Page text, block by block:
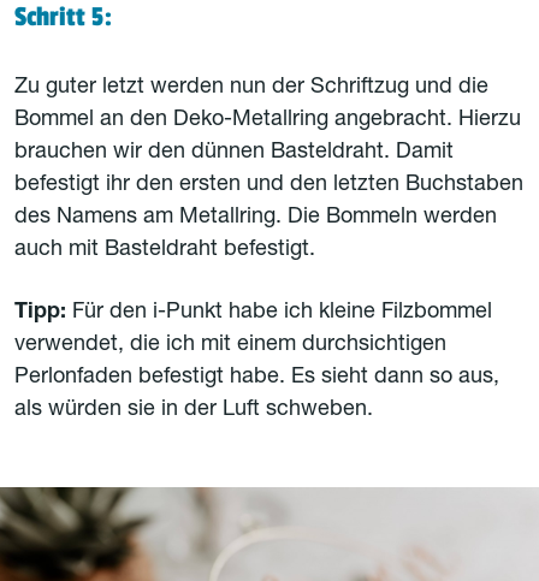
Schritt 5:
Zu guter letzt werden nun der Schriftzug und die
Bommel an den Deko-Metallring angebracht. Hierzu
brauchen wir den dünnen Basteldraht. Damit
befestigt ihr den ersten und den letzten Buchstaben
des Namens am Metallring. Die Bommeln werden
auch mit Basteldraht befestigt.
Tipp: Für den i-Punkt habe ich kleine Filzbommel
verwendet, die ich mit einem durchsichtigen
Perlonfaden befestigt habe. Es sieht dann so aus,
als würden sie in der Luft schweben.